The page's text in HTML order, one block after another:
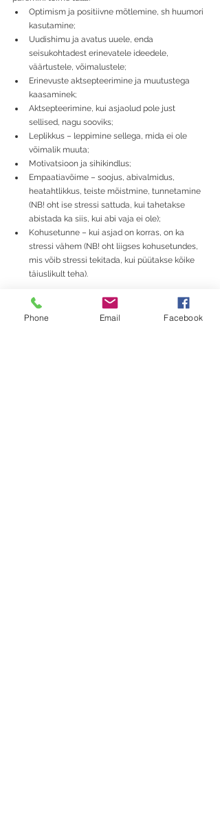
Optimism ja positiivne mõtlemine, sh huumori
kasutamine;
Uudishimu ja avatus uuele, enda
seisukohtadest erinevatele ideedele,
väärtustele, võimalustele;
Erinevuste aktsepteerimine ja muutustega
kaasaminek;
Aktsepteerimine, kui asjaolud pole just
sellised, nagu sooviks;
Leplikkus – leppimine sellega, mida ei ole
võimalik muuta;
Motivatsioon ja sihikindlus;
Empaatiavõime – soojus, abivalmidus,
heatahtlikkus, teiste mõistmine, tunnetamine
(NB! oht ise stressi sattuda, kui tahetakse
abistada ka siis, kui abi vaja ei ole);
Kohusetunne – kui asjad on korras, on ka
stressi vähem (NB! oht liigses kohusetundes,
mis võib stressi tekitada, kui püütakse kõike
täiuslikult teha).
Isiksuseomadused, mis võivad raskendada stressi
või kriisiga toimetulekut:
Phone Email Facebook